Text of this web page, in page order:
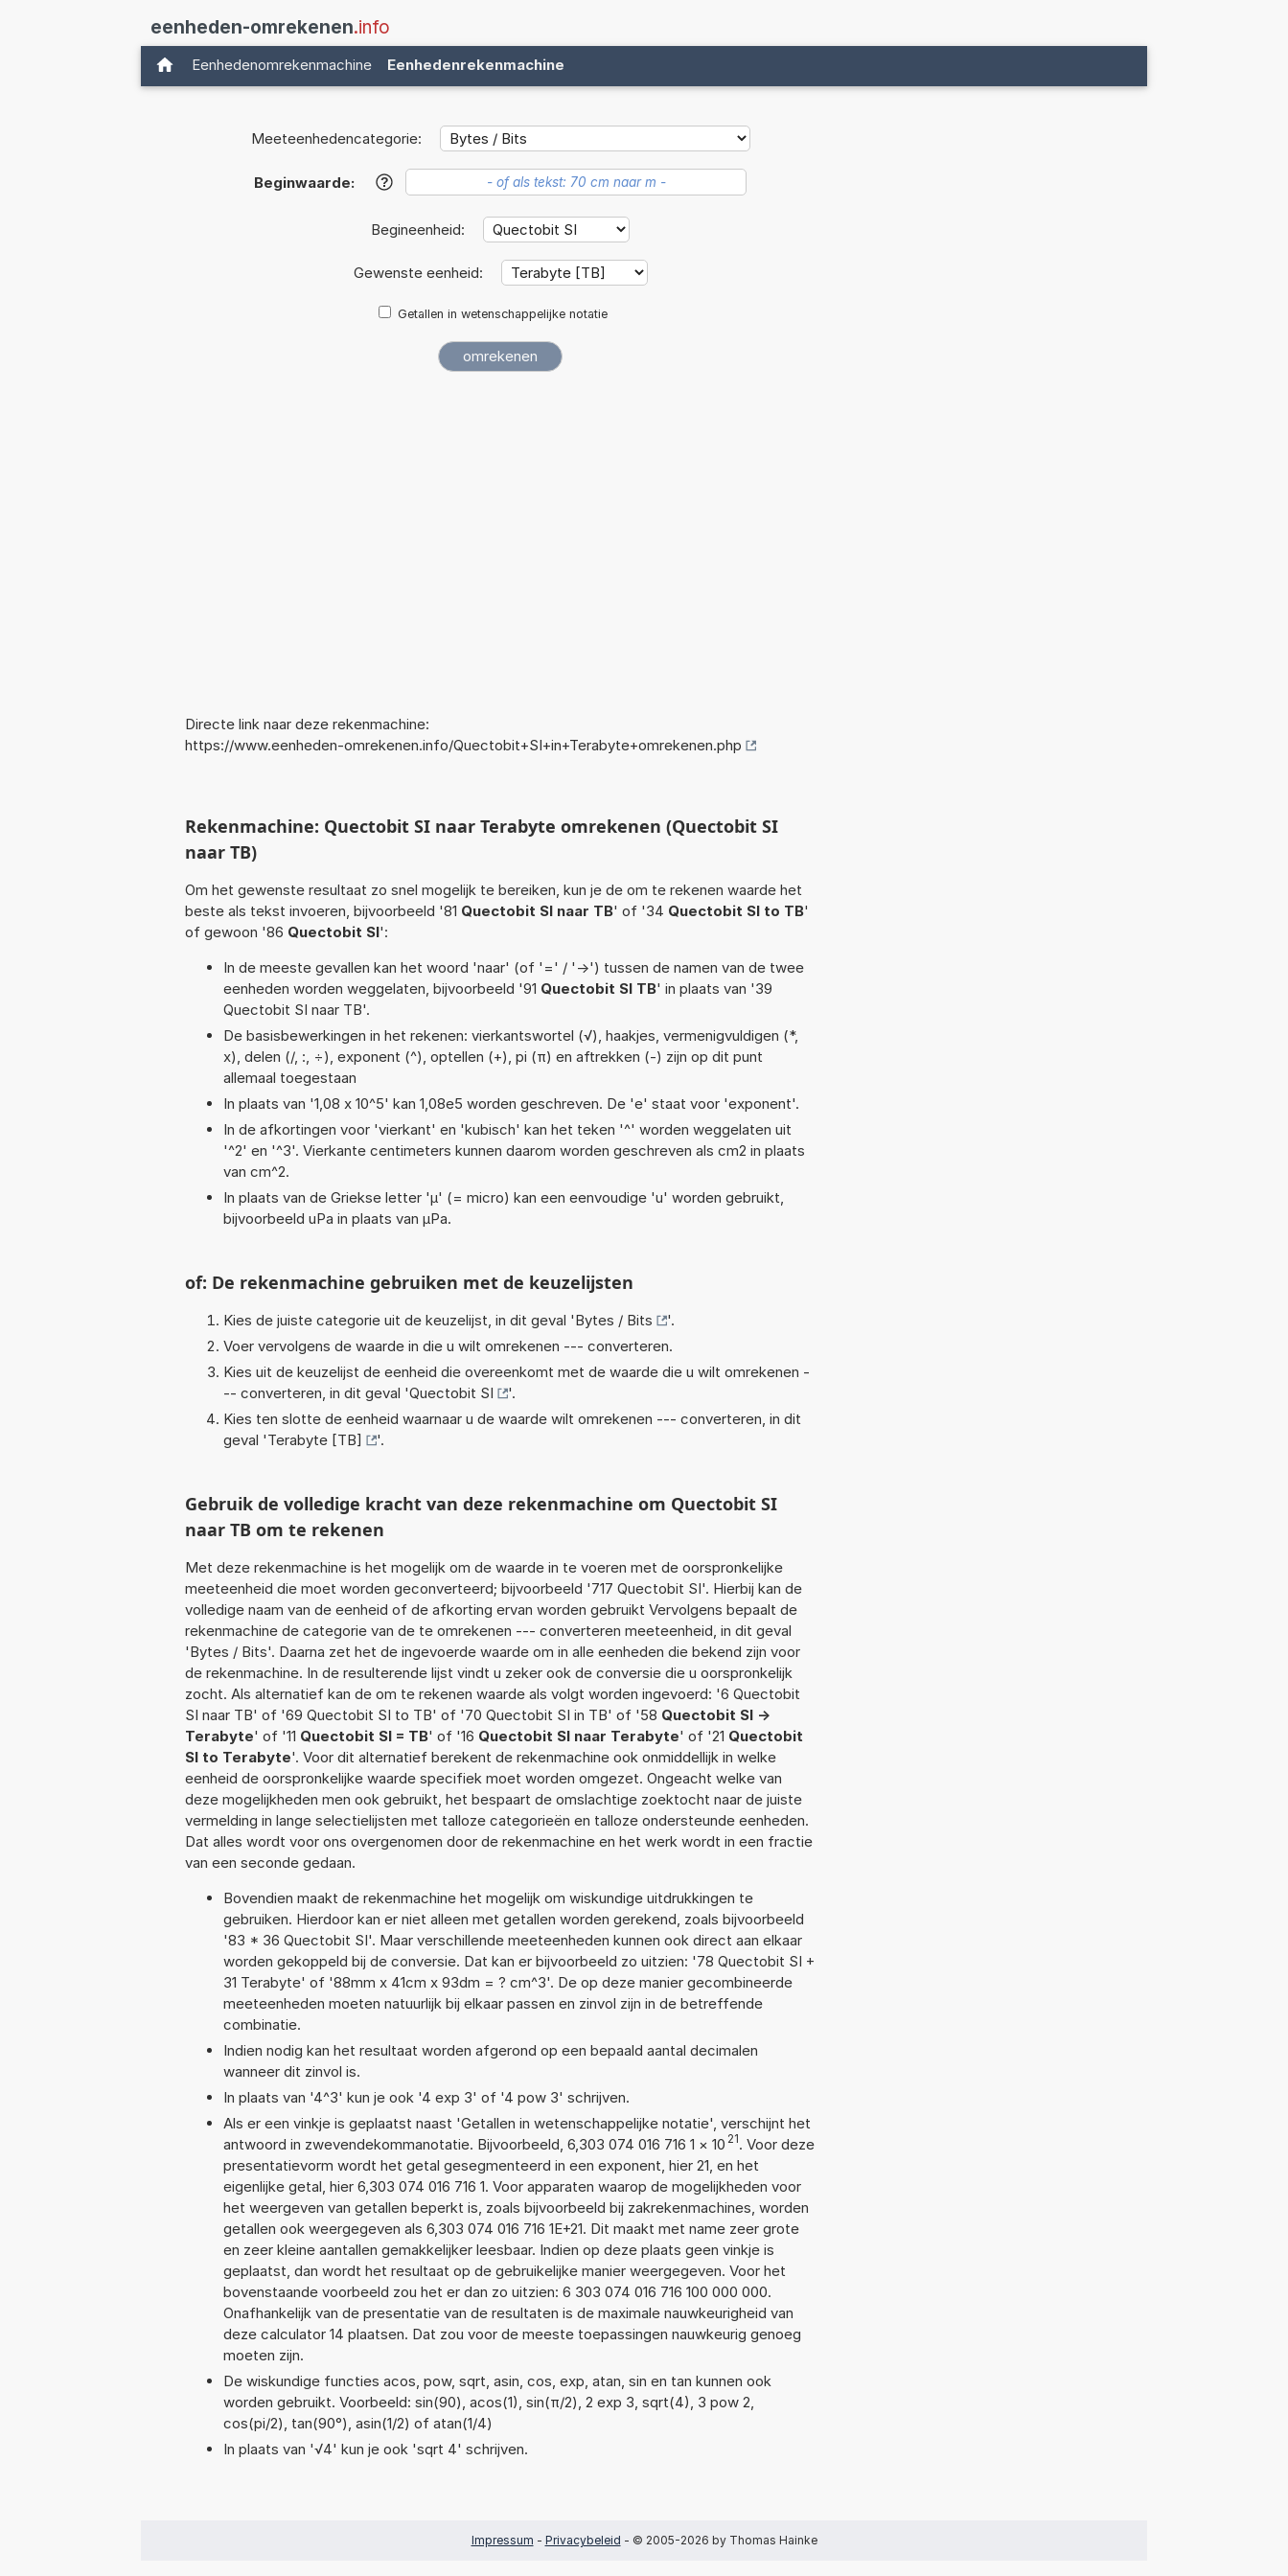
eenheden-omrekenen.info
Eenhedenomrekenmachine Eenhedenrekenmachine
Meeteenhedencategorie:
Beginwaarde: ?
Begineenheid:
Gewenste eenheid:
Getallen in wetenschappelijke notatie
Directe link naar deze rekenmachine:
https://www.eenheden-omrekenen.info/Quectobit+SI+in+Terabyte+omrekenen.php
Rekenmachine: Quectobit SI naar Terabyte omrekenen (Quectobit SI
naar TB)
Om het gewenste resultaat zo snel mogelijk te bereiken, kun je de om te rekenen waarde het
beste als tekst invoeren, bijvoorbeeld '81 Quectobit SI naar TB' of '34 Quectobit SI to TB'
of gewoon '86 Quectobit SI':
In de meeste gevallen kan het woord 'naar' (of '=' / '->') tussen de namen van de twee
eenheden worden weggelaten, bijvoorbeeld '91 Quectobit SI TB' in plaats van '39
Quectobit SI naar TB'.
De basisbewerkingen in het rekenen: vierkantswortel (√), haakjes, vermenigvuldigen (*,
x), delen (/, :, ÷), exponent (^), optellen (+), pi (π) en aftrekken (-) zijn op dit punt
allemaal toegestaan
In plaats van '1,08 x 10^5' kan 1,08e5 worden geschreven. De 'e' staat voor 'exponent'.
In de afkortingen voor 'vierkant' en 'kubisch' kan het teken '^' worden weggelaten uit
'^2' en '^3'. Vierkante centimeters kunnen daarom worden geschreven als cm2 in plaats
van cm^2.
In plaats van de Griekse letter 'µ' (= micro) kan een eenvoudige 'u' worden gebruikt,
bijvoorbeeld uPa in plaats van µPa.
of: De rekenmachine gebruiken met de keuzelijsten
Kies de juiste categorie uit de keuzelijst, in dit geval 'Bytes / Bits
'.
Voer vervolgens de waarde in die u wilt omrekenen --- converteren.
Kies uit de keuzelijst de eenheid die overeenkomt met de waarde die u wilt omrekenen -
-- converteren, in dit geval 'Quectobit SI
'.
Kies ten slotte de eenheid waarnaar u de waarde wilt omrekenen --- converteren, in dit
geval 'Terabyte [TB] '.
Gebruik de volledige kracht van deze rekenmachine om Quectobit SI
naar TB om te rekenen
Met deze rekenmachine is het mogelijk om de waarde in te voeren met de oorspronkelijke
meeteenheid die moet worden geconverteerd; bijvoorbeeld '717 Quectobit SI'. Hierbij kan de
volledige naam van de eenheid of de afkorting ervan worden gebruikt Vervolgens bepaalt de
rekenmachine de categorie van de te omrekenen --- converteren meeteenheid, in dit geval
'Bytes / Bits'. Daarna zet het de ingevoerde waarde om in alle eenheden die bekend zijn voor
de rekenmachine. In de resulterende lijst vindt u zeker ook de conversie die u oorspronkelijk
zocht. Als alternatief kan de om te rekenen waarde als volgt worden ingevoerd: '6 Quectobit
SI naar TB' of '69 Quectobit SI to TB' of '70 Quectobit SI in TB' of '58 Quectobit SI ->
Terabyte' of '11 Quectobit SI = TB' of '16 Quectobit SI naar Terabyte' of '21 Quectobit
SI to Terabyte'. Voor dit alternatief berekent de rekenmachine ook onmiddellijk in welke
eenheid de oorspronkelijke waarde specifiek moet worden omgezet. Ongeacht welke van
deze mogelijkheden men ook gebruikt, het bespaart de omslachtige zoektocht naar de juiste
vermelding in lange selectielijsten met talloze categorieën en talloze ondersteunde eenheden.
Dat alles wordt voor ons overgenomen door de rekenmachine en het werk wordt in een fractie
van een seconde gedaan.
Bovendien maakt de rekenmachine het mogelijk om wiskundige uitdrukkingen te
gebruiken. Hierdoor kan er niet alleen met getallen worden gerekend, zoals bijvoorbeeld
'83 * 36 Quectobit SI'. Maar verschillende meeteenheden kunnen ook direct aan elkaar
worden gekoppeld bij de conversie. Dat kan er bijvoorbeeld zo uitzien: '78 Quectobit SI +
31 Terabyte' of '88mm x 41cm x 93dm = ? cm^3'. De op deze manier gecombineerde
meeteenheden moeten natuurlijk bij elkaar passen en zinvol zijn in de betreffende
combinatie.
Indien nodig kan het resultaat worden afgerond op een bepaald aantal decimalen
wanneer dit zinvol is.
In plaats van '4^3' kun je ook '4 exp 3' of '4 pow 3' schrijven.
Als er een vinkje is geplaatst naast 'Getallen in wetenschappelijke notatie', verschijnt het
antwoord in zwevendekommanotatie. Bijvoorbeeld, 6,303 074 016 716 1 × 10 21. Voor deze
presentatievorm wordt het getal gesegmenteerd in een exponent, hier 21, en het
eigenlijke getal, hier 6,303 074 016 716 1. Voor apparaten waarop de mogelijkheden voor
het weergeven van getallen beperkt is, zoals bijvoorbeeld bij zakrekenmachines, worden
getallen ook weergegeven als 6,303 074 016 716 1E+21. Dit maakt met name zeer grote
en zeer kleine aantallen gemakkelijker leesbaar. Indien op deze plaats geen vinkje is
geplaatst, dan wordt het resultaat op de gebruikelijke manier weergegeven. Voor het
bovenstaande voorbeeld zou het er dan zo uitzien: 6 303 074 016 716 100 000 000.
Onafhankelijk van de presentatie van de resultaten is de maximale nauwkeurigheid van
deze calculator 14 plaatsen. Dat zou voor de meeste toepassingen nauwkeurig genoeg
moeten zijn.
De wiskundige functies acos, pow, sqrt, asin, cos, exp, atan, sin en tan kunnen ook
worden gebruikt. Voorbeeld: sin(90), acos(1), sin(π/2), 2 exp 3, sqrt(4), 3 pow 2,
cos(pi/2), tan(90°), asin(1/2) of atan(1/4)
In plaats van '√4' kun je ook 'sqrt 4' schrijven.
Impressum - Privacybeleid - © 2005-2026 by Thomas Hainke